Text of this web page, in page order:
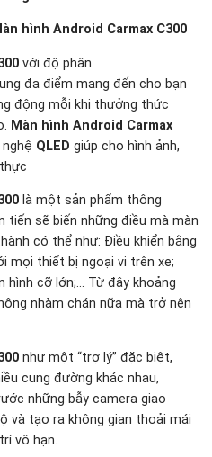
hình Android Carmax C300
với độ phân
đa điểm mang đến cho bạn
động mỗi khi thưởng thức
Màn hình Android Carmax
QLED giúp cho hình ảnh,
là một sản phẩm thông
tiến sẽ biến những điều mà màn
có thể như: Điều khiển bằng
mọi thiết bị ngoại vi trên xe;
hình cỡ lớn;… Từ đây khoảng
nhàm chán nữa mà trở nên
như một “trợ lý” đặc biệt,
cung đường khác nhau,
những bẫy camera giao
và tạo ra không gian thoải mái
vô hạn.